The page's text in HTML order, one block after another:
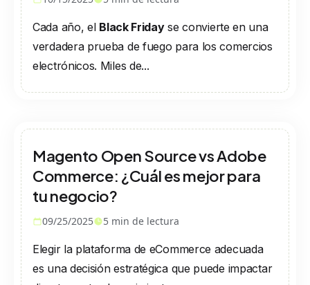
Cada año, el Black Fridayse convierte en una
verdadera prueba de fuego para los comercios
electrónicos. Miles de...
Magento Open Source vs Adobe
Commerce: ¿Cuál es mejor para
tu negocio?
09/25/2025 5 min de lectura
Elegir la plataforma de eCommerce adecuada
es una decisión estratégica que puede impactar